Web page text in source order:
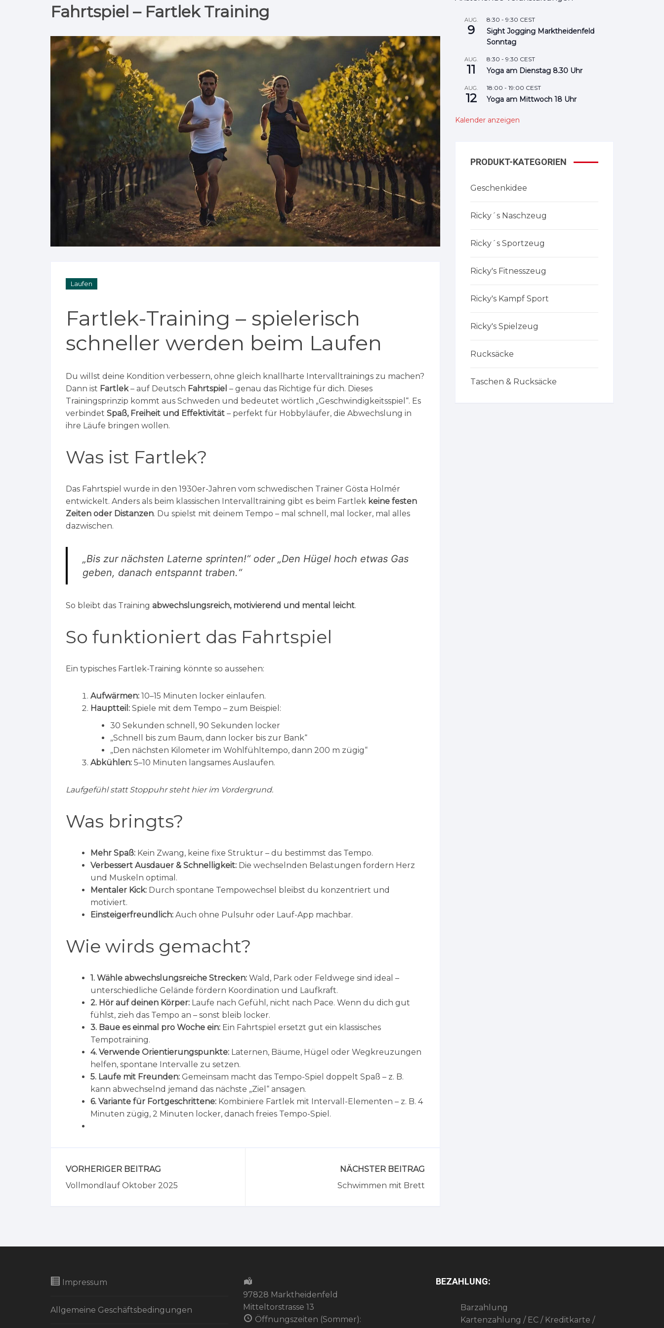
Fahrtspiel – Fartlek Training
Laufen
Fartlek-Training – spielerisch
schneller werden beim Laufen
Du willst deine Kondition verbessern, ohne gleich knallharte Intervalltrainings zu machen?
Dann ist Fartlek– auf Deutsch Fahrtspiel – genau das Richtige für dich. Dieses
Trainingsprinzip kommt aus Schweden und bedeutet wörtlich „Geschwindigkeitsspiel“. Es
verbindet Spaß, Freiheit und Effektivität – perfekt für Hobbyläufer, die Abwechslung in
ihre Läufe bringen wollen.
Was ist Fartlek?
Das Fahrtspiel wurde in den 1930er-Jahren vom schwedischen Trainer Gösta Holmér
entwickelt. Anders als beim klassischen Intervalltraining gibt es beim Fartlek keine festen
Zeiten oder Distanzen. Du spielst mit deinem Tempo – mal schnell, mal locker, mal alles
dazwischen.
„Bis zur nächsten Laterne sprinten!“ oder „Den Hügel hoch etwas Gas
geben, danach entspannt traben.“
So bleibt das Training abwechslungsreich, motivierend und mental leicht.
So funktioniert das Fahrtspiel
Ein typisches Fartlek-Training könnte so aussehen:
Aufwärmen: 10–15 Minuten locker einlaufen.
Hauptteil: Spiele mit dem Tempo – zum Beispiel:
30 Sekunden schnell, 90 Sekunden locker
„Schnell bis zum Baum, dann locker bis zur Bank“
„Den nächsten Kilometer im Wohlfühltempo, dann 200 m zügig“
Abkühlen: 5–10 Minuten langsames Auslaufen.
Laufgefühl statt Stoppuhr steht hier im Vordergrund.
Was bringts?
Mehr Spaß: Kein Zwang, keine fixe Struktur – du bestimmst das Tempo.
Verbessert Ausdauer & Schnelligkeit: Die wechselnden Belastungen fordern Herz
und Muskeln optimal.
Mentaler Kick: Durch spontane Tempowechsel bleibst du konzentriert und
motiviert.
Einsteigerfreundlich: Auch ohne Pulsuhr oder Lauf-App machbar.
Wie wirds gemacht?
1. Wähle abwechslungsreiche Strecken: Wald, Park oder Feldwege sind ideal –
unterschiedliche Gelände fördern Koordination und Laufkraft.
2. Hör auf deinen Körper: Laufe nach Gefühl, nicht nach Pace. Wenn du dich gut
fühlst, zieh das Tempo an – sonst bleib locker.
3. Baue es einmal pro Woche ein: Ein Fahrtspiel ersetzt gut ein klassisches
Tempotraining.
4. Verwende Orientierungspunkte: Laternen, Bäume, Hügel oder Wegkreuzungen
helfen, spontane Intervalle zu setzen.
5. Laufe mit Freunden: Gemeinsam macht das Tempo-Spiel doppelt Spaß – z. B.
kann abwechselnd jemand das nächste „Ziel“ ansagen.
6. Variante für Fortgeschrittene: Kombiniere Fartlek mit Intervall-Elementen – z. B. 4
Minuten zügig, 2 Minuten locker, danach freies Tempo-Spiel.
VORHERIGER BEITRAG
Vollmondlauf Oktober 2025
NÄCHSTER BEITRAG
Schwimmen mit Brett
AUG.
9
8:30 - 9:30 CEST
Sight Jogging Marktheidenfeld
Sonntag
AUG.
11
8:30 - 9:30 CEST
Yoga am Dienstag 8.30 Uhr
AUG.
12
18:00 - 19:00 CEST
Yoga am Mittwoch 18 Uhr
Kalender anzeigen
PRODUKT-KATEGORIEN
Geschenkidee
Ricky´s Naschzeug
Ricky´s Sportzeug
Ricky's Fitnesszeug
Ricky's Kampf Sport
Ricky's Spielzeug
Rucksäcke
Taschen & Rucksäcke
Impressum
Allgemeine Geschäftsbedingungen
97828 Marktheidenfeld
Mitteltorstrasse 13
Öffnungszeiten (Sommer):
BEZAHLUNG:
Barzahlung
Kartenzahlung / EC / Kreditkarte /